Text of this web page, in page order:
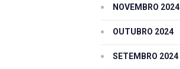
NOVEMBRO 2024
OUTUBRO 2024
SETEMBRO 2024